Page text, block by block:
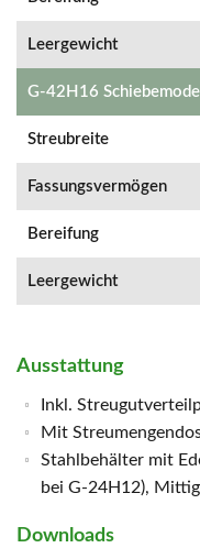
Leergewicht
G-42H16 Schiebemodell
Streubreite
Fassungsvermögen
Bereifung
Leergewicht
Ausstattung
Inkl.
Mit
Stahlbehälter mit
bei G-24H12),
Downloads